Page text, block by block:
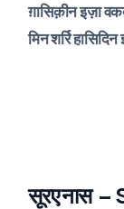
ग़ासिक़ीन इज़ा
मिन शर्रि
सूरए नास –